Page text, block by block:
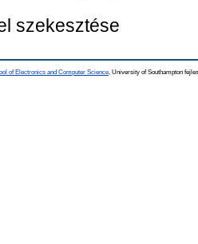
szekesztése
of Electronics and Computer Science , University of Southampton